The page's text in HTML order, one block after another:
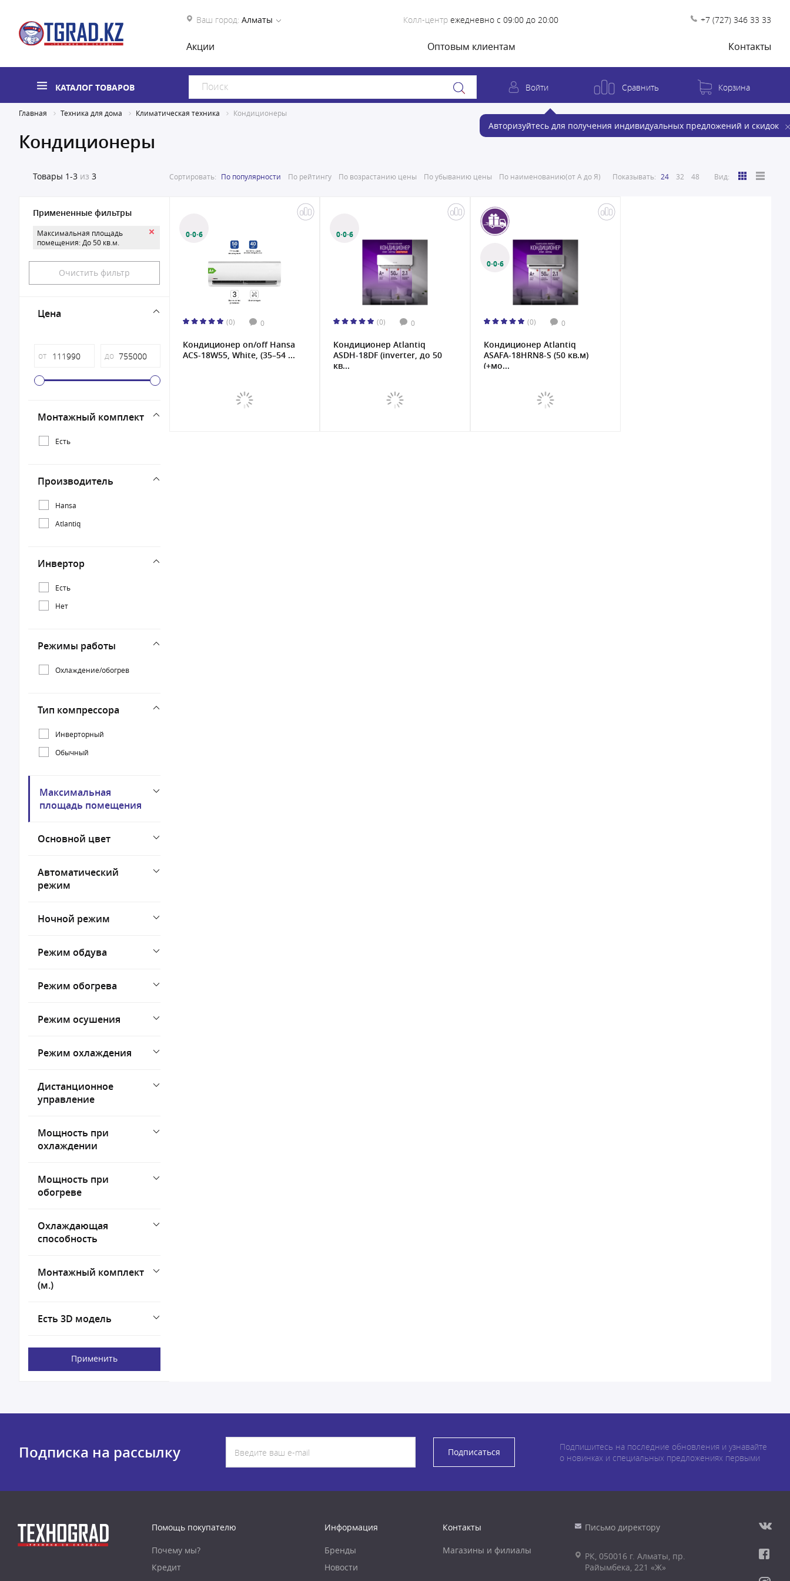
Ваш город: Алматы Колл-центр ежедневно с 09:00 до 20:00 +7 (727) 346 33 33
Акции Оптовым клиентам Контакты
КАТАЛОГ ТОВАРОВ Войти
Авторизуйтесь для получения индивидуальных предложений и скидок
Сравнить Корзина
Главная Техника для дома Климатическая техника Кондиционеры
Кондиционеры
Товары 1-3 из 3 Сортировать: По популярности По рейтингу По возрастанию цены По убыванию цены По наименованию(от А до Я) Показывать: 24 32 48 Вид:
Примененные фильтры
Максимальная площадь
помещения: До 50 кв.м.
Очистить фильтр
Цена
от до
Монтажный комплект
Есть
Производитель
Hansa
Atlantiq
Инвертор
Есть
Нет
Режимы работы
Охлаждение/обогрев
Тип компрессора
Инверторный
Обычный
Максимальная
площадь помещения
Основной цвет
Автоматический
режим
Ночной режим
Режим обдува
Режим обогрева
Режим осушения
Режим охлаждения
Дистанционное
управление
Мощность при
охлаждении
Мощность при
обогреве
Охлаждающая
способность
Монтажный комплект
(м.)
Есть 3D модель
Применить
0·0·6
(0) 0
Кондиционер on/off Hansa
ACS-18W55, White, (35–54 ...
0·0·6
(0) 0
Кондиционер Atlantiq
ASDH-18DF (inverter, до 50
кв...
0·0·6
(0) 0
Кондиционер Atlantiq
ASAFA-18HRN8-S (50 кв.м)
(+мо...
Подписка на рассылку Подписаться
Подпишитесь на последние обновления и узнавайте
о новинках и специальных предложениях первыми
Помощь покупателю
Почему мы?
Кредит
Информация
Бренды
Новости
Контакты
Магазины и филиалы
Письмо директору
РК, 050016 г. Алматы, пр.
Райымбека, 221 «Ж»